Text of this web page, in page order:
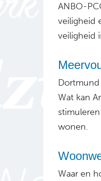
ANBO-
veiligheid
veiligheid
Dortmund
Wat kan
wonen.
Waar en